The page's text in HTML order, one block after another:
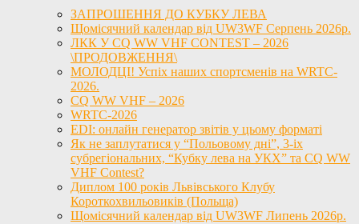
ЗАПРОШЕННЯ ДО КУБКУ ЛЕВА
Щомісячний календар від UW3WF Серпень 2026р.
ЛКК У CQ WW VHF CONTEST – 2026
\ПРОДОВЖЕННЯ\
МОЛОДЦІ! Успіх наших спортсменів на WRTC-
2026.
CQ WW VHF – 2026
WRTC-2026
EDI: онлайн генератор звітів у цьому форматі
Як не заплутатися у “Польовому дні”, 3-іх
субрегіональних, “Кубку лева на УКХ” та CQ WW
VHF Contest?
Диплом 100 років Львівського Клубу
Короткохвильовиків (Польща)
Щомісячний календар від UW3WF Липень 2026р.